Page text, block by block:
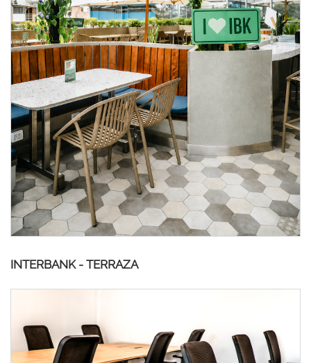
INTERBANK - TERRAZA